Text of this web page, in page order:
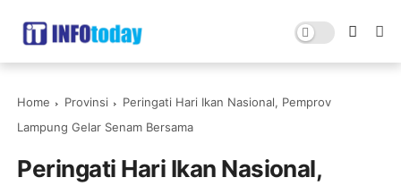
Home Provinsi
Peringati Hari Ikan Nasional, Pemprov
Lampung Gelar Senam Bersama
Peringati Hari Ikan Nasional,